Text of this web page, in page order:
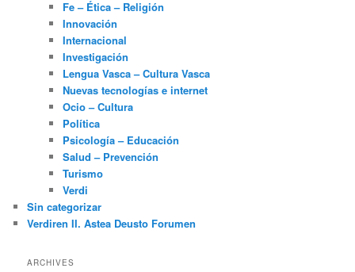
Fe – Ética – Religión
Innovación
Internacional
Investigación
Lengua Vasca – Cultura Vasca
Nuevas tecnologías e internet
Ocio – Cultura
Política
Psicología – Educación
Salud – Prevención
Turismo
Verdi
Sin categorizar
Verdiren II. Astea Deusto Forumen
ARCHIVES